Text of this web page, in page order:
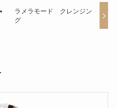
ラメラモード クレンジン
グ